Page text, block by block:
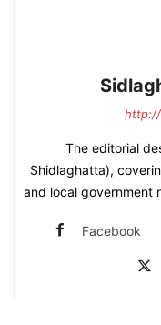
http://
The editorial
Shidlaghatta),
and local government
Facebook